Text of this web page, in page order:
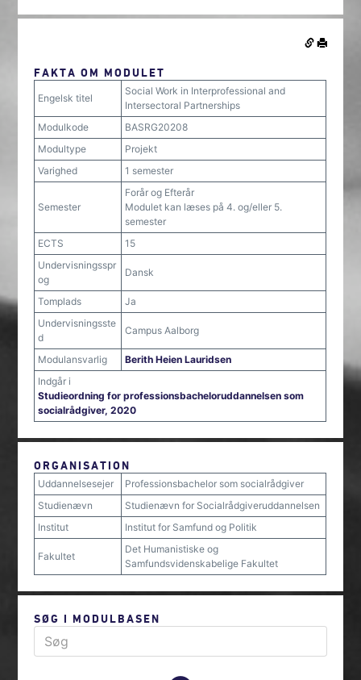
FAKTA OM MODULET
Engelsk titel
Social Work in Interprofessional and
Intersectoral Partnerships
Modulkode
BASRG20208
Modultype
Projekt
Varighed
1 semester
Semester
Forår og Efterår
Modulet kan læses på 4. og/eller 5.
semester
ECTS
15
Undervisningsspr
og
Dansk
Tomplads
Ja
Undervisningsste
d
Campus Aalborg
Modulansvarlig
Berith Heien Lauridsen
Indgår i
Studieordning for professionsbacheloruddannelsen som
socialrådgiver, 2020
ORGANISATION
Uddannelsesejer
Professionsbachelor som socialrådgiver
Studienævn
Studienævn for Socialrådgiveruddannelsen
Institut
Institut for Samfund og Politik
Fakultet
Det Humanistiske og
Samfundsvidenskabelige Fakultet
SØG I MODULBASEN